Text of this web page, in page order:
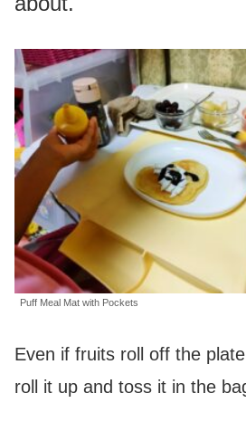
Puff Meal Mat with Pockets
Even if fruits roll off the
roll it up and toss it in the